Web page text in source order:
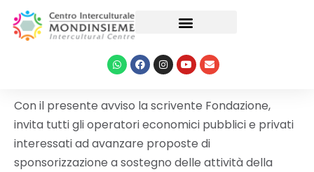
Con il presente avviso la scrivente Fondazione,
invita tutti gli operatori economici pubblici e privati
interessati ad avanzare proposte di
sponsorizzazione a sostegno delle attività della